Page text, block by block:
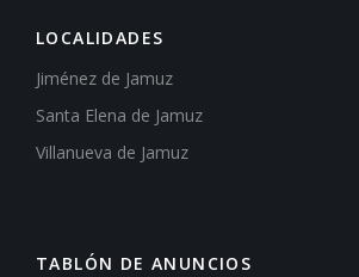
LOCALIDADES
Jiménez de Jamuz
Santa Elena de Jamuz
Villanueva de Jamuz
TABLÓN DE ANUNCIOS